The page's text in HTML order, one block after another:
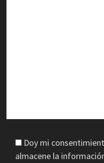
Doy mi
almacene la